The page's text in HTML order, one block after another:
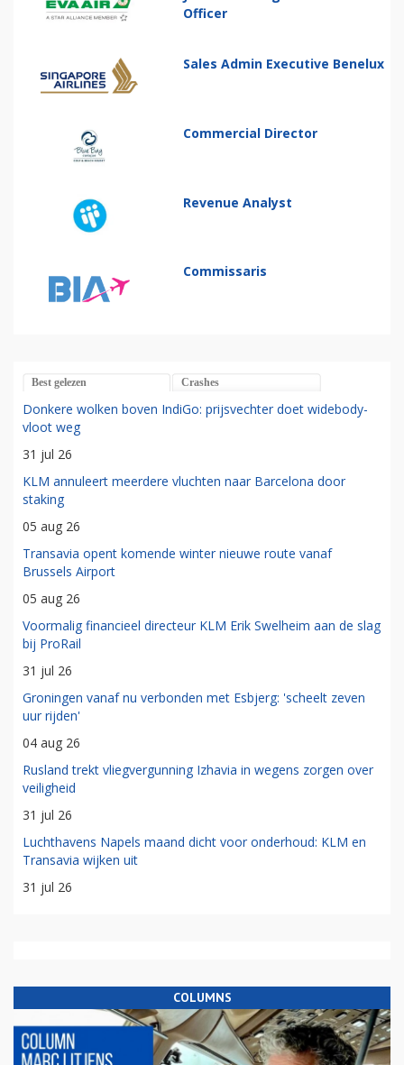
Officer
Sales Admin Executive Benelux
Commercial Director
Revenue Analyst
Commissaris
Best gelezen Crashes
Donkere wolken boven IndiGo: prijsvechter doet widebody-
vloot weg
31 jul 26
KLM annuleert meerdere vluchten naar Barcelona door
staking
05 aug 26
Transavia opent komende winter nieuwe route vanaf
Brussels Airport
05 aug 26
Voormalig financieel directeur KLM Erik Swelheim aan de slag
bij ProRail
31 jul 26
Groningen vanaf nu verbonden met Esbjerg: 'scheelt zeven
uur rijden'
04 aug 26
Rusland trekt vliegvergunning Izhavia in wegens zorgen over
veiligheid
31 jul 26
Luchthavens Napels maand dicht voor onderhoud: KLM en
Transavia wijken uit
31 jul 26
COLUMNS